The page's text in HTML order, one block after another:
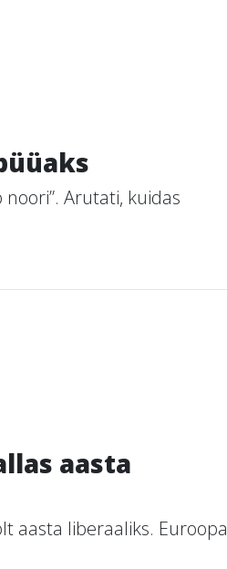
Arutati, kuidas
aasta
aasta liberaaliks. Euroopa